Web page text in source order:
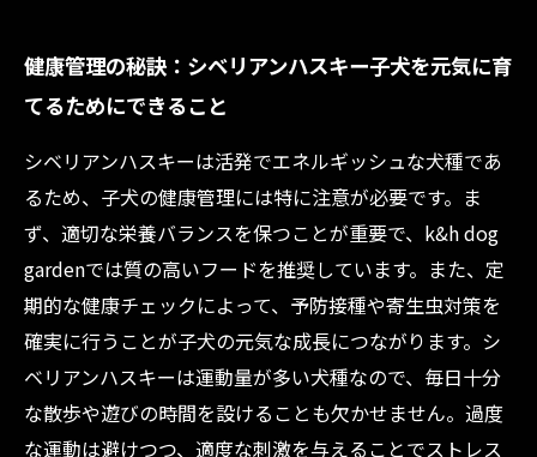
健康管理の秘訣：シベリアンハスキー子犬を元気に育
てるためにできること
シベリアンハスキーは活発でエネルギッシュな犬種であ
るため、子犬の健康管理には特に注意が必要です。ま
ず、適切な栄養バランスを保つことが重要で、k&h dog
gardenでは質の高いフードを推奨しています。また、定
期的な健康チェックによって、予防接種や寄生虫対策を
確実に行うことが子犬の元気な成長につながります。シ
ベリアンハスキーは運動量が多い犬種なので、毎日十分
な散歩や遊びの時間を設けることも欠かせません。過度
な運動は避けつつ、適度な刺激を与えることでストレス